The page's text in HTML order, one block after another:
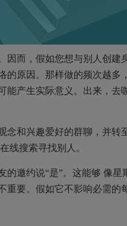
因而，假如您想与别人创建
的原因。那样做的频次越多
能产生实际意义。出来，去
念和兴趣爱好的群聊，并转
线搜索寻找别人。
邀约说“是”。这能够 像
要。假如它不影响必需的